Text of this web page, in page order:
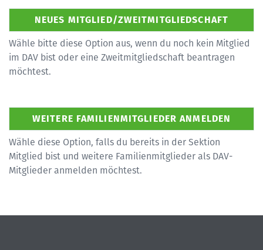
Wähle bitte diese Option aus, wenn du noch kein Mitglied
im DAV bist oder eine Zweitmitgliedschaft beantragen
möchtest.
Wähle diese Option, falls du bereits in der Sektion
Mitglied bist und weitere Familienmitglieder als DAV-
Mitglieder anmelden möchtest.